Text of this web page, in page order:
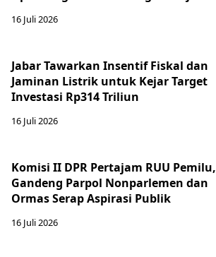
16 Juli 2026
Jabar Tawarkan Insentif Fiskal dan
Jaminan Listrik untuk Kejar Target
Investasi Rp314 Triliun
16 Juli 2026
Komisi II DPR Pertajam RUU Pemilu,
Gandeng Parpol Nonparlemen dan
Ormas Serap Aspirasi Publik
16 Juli 2026